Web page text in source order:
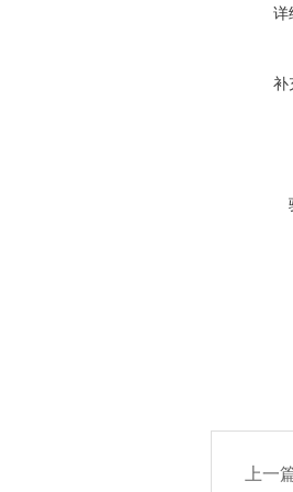
详
补
上一